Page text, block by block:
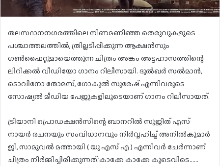
തലസ്ഥാനനഗരത്തിലെ നിണമണിഞ്ഞ തെരുവുകളുടെ
പശ്ചാത്തലത്തിൽ, ത്രില്ലടിപ്പിക്കുന്ന ആക്ഷൻസും
ഗൺഫൈറ്റുമായെത്തുന്ന ചിത്രം അങ്കം അട്ടഹാസത്തിന്റെ
ലിറിക്കൽ വീഡിയോ ഗാനം റിലീസായി. ദുൽഖർ സൽമാൻ,
ടൊവിനോ തോമസ്, ഗോകുൽ സുരേഷ് എന്നിവരുടെ
സോഷ്യൽ മീഡിയ പേജുകളിലൂടെയാണ് ഗാനം റിലീസായത്.
ട്രിയാനി പ്രൊഡക്ഷൻസിന്റെ ബാനറിൽ സുജിത് എസ്
നായർ രചനയും സംവിധാനവും നിർവ്വഹിച്ച് അനിൽകുമാർ
ജി, സാമുവൽ മത്തായി ( യു എസ് എ ) എന്നിവർ ചേർന്നാണ്
ചിത്രം നിർമ്മിച്ചിരിക്കുന്നത്.’കാക്കേ കാക്കേ കൂടെവിടെ……